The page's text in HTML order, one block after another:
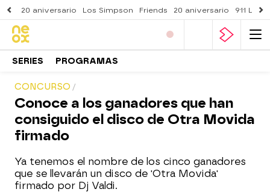
20 aniversario Los Simpson Friends 20 aniversario 911
SERIES PROGRAMAS
CONCURSO
Conoce a los ganadores que han
consiguido el disco de Otra Movida
firmado
Ya tenemos el nombre de los cinco ganadores
que se llevarán un disco de 'Otra Movida'
firmado por Dj Valdi.